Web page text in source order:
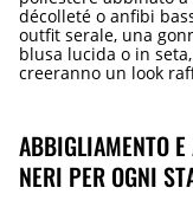
décolleté o anfibi
outfit serale, una
blusa lucida o in
creeranno un look
ABBIGLIAMENTO
NERI PER OGNI